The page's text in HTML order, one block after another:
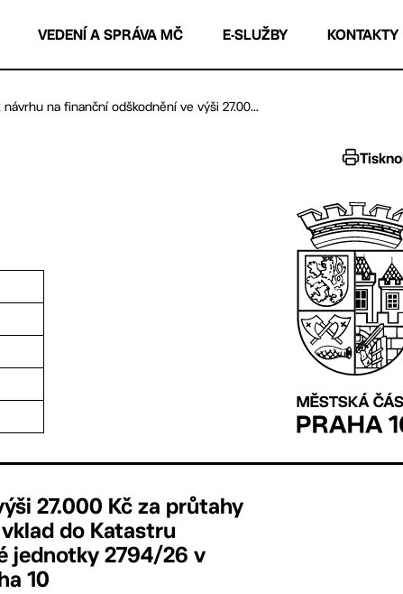
VEDENÍ A SPRÁVA MČ E-SLUŽBY KONTAKTY
návrhu na finanční odškodnění ve výši 27.00...
27.000 Kč za průtahy
do Katastru
jednotky 2794/26 v
10